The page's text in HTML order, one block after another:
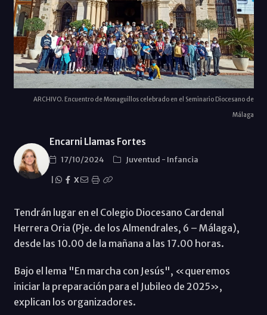
ARCHIVO. Encuentro de Monaguillos celebrado en el Seminario Diocesano de
Málaga
Encarni Llamas Fortes
17/10/2024 Juventud - Infancia
X
Tendrán lugar en el Colegio Diocesano Cardenal
Herrera Oria (Pje. de los Almendrales, 6 – Málaga),
desde las 10.00 de la mañana a las 17.00 horas.
Bajo el lema "En marcha con Jesús", «queremos
iniciar la preparación para el Jubileo de 2025»,
explican los organizadores.